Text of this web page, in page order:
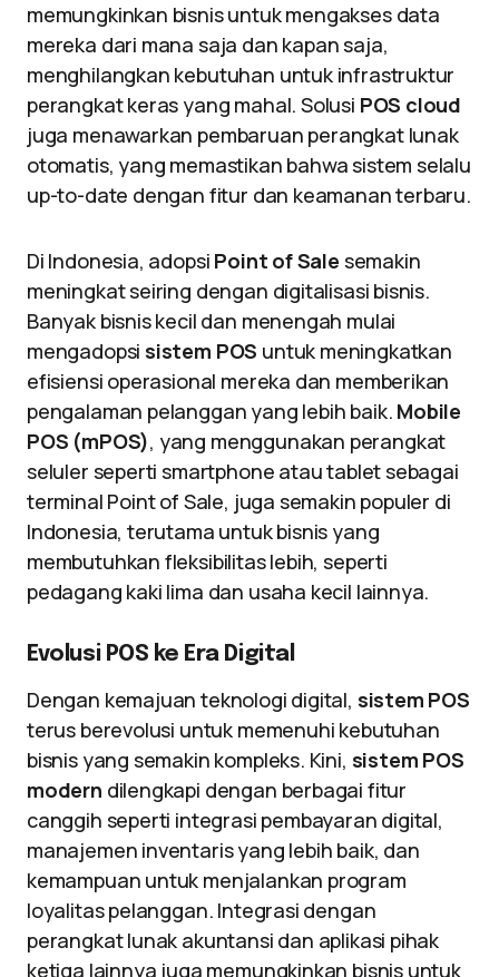
memungkinkan bisnis untuk mengakses data
mereka dari mana saja dan kapan saja,
menghilangkan kebutuhan untuk infrastruktur
perangkat keras yang mahal. Solusi POS cloud
juga menawarkan pembaruan perangkat lunak
otomatis, yang memastikan bahwa sistem selalu
up-to-date dengan fitur dan keamanan terbaru.
Di Indonesia, adopsi Point of Sale semakin
meningkat seiring dengan digitalisasi bisnis.
Banyak bisnis kecil dan menengah mulai
mengadopsi sistem POS untuk meningkatkan
efisiensi operasional mereka dan memberikan
pengalaman pelanggan yang lebih baik. Mobile
POS (mPOS), yang menggunakan perangkat
seluler seperti smartphone atau tablet sebagai
terminal Point of Sale, juga semakin populer di
Indonesia, terutama untuk bisnis yang
membutuhkan fleksibilitas lebih, seperti
pedagang kaki lima dan usaha kecil lainnya.
Evolusi POS ke Era Digital
Dengan kemajuan teknologi digital, sistem POS
terus berevolusi untuk memenuhi kebutuhan
bisnis yang semakin kompleks. Kini, sistem POS
modern dilengkapi dengan berbagai fitur
canggih seperti integrasi pembayaran digital,
manajemen inventaris yang lebih baik, dan
kemampuan untuk menjalankan program
loyalitas pelanggan. Integrasi dengan
perangkat lunak akuntansi dan aplikasi pihak
ketiga lainnya juga memungkinkan bisnis untuk